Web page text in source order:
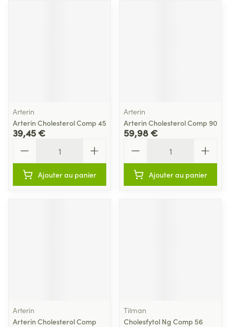
Arterin
Arterin Cholesterol Comp 45
39,45 €
Ajouter au panier
Arterin
Arterin Cholesterol Comp 90
59,98 €
Ajouter au panier
Arterin
Arterin Cholesterol Comp
Tilman
Cholesfytol Ng Comp 56